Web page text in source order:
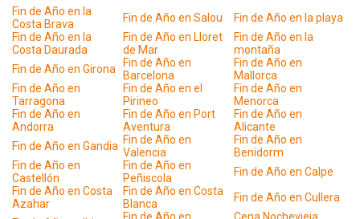
Fin de Año en la
Costa Brava
Fin de Año en Salou
Fin de Año en la playa
Fin de Año en la
Costa Daurada
Fin de Año en Lloret
de Mar
Fin de Año en la
montaña
Fin de Año en Girona
Fin de Año en
Barcelona
Fin de Año en
Mallorca
Fin de Año en
Tarragona
Fin de Año en el
Pirineo
Fin de Año en
Menorca
Fin de Año en
Andorra
Fin de Año en Port
Aventura
Fin de Año en
Alicante
Fin de Año en Gandia Fin de Año en
Valencia
Fin de Año en
Benidorm
Fin de Año en
Castellón
Fin de Año en
Peñiscola
Fin de Año en Calpe
Fin de Año en Costa
Azahar
Fin de Año en Costa
Blanca
Fin de Año en Cullera